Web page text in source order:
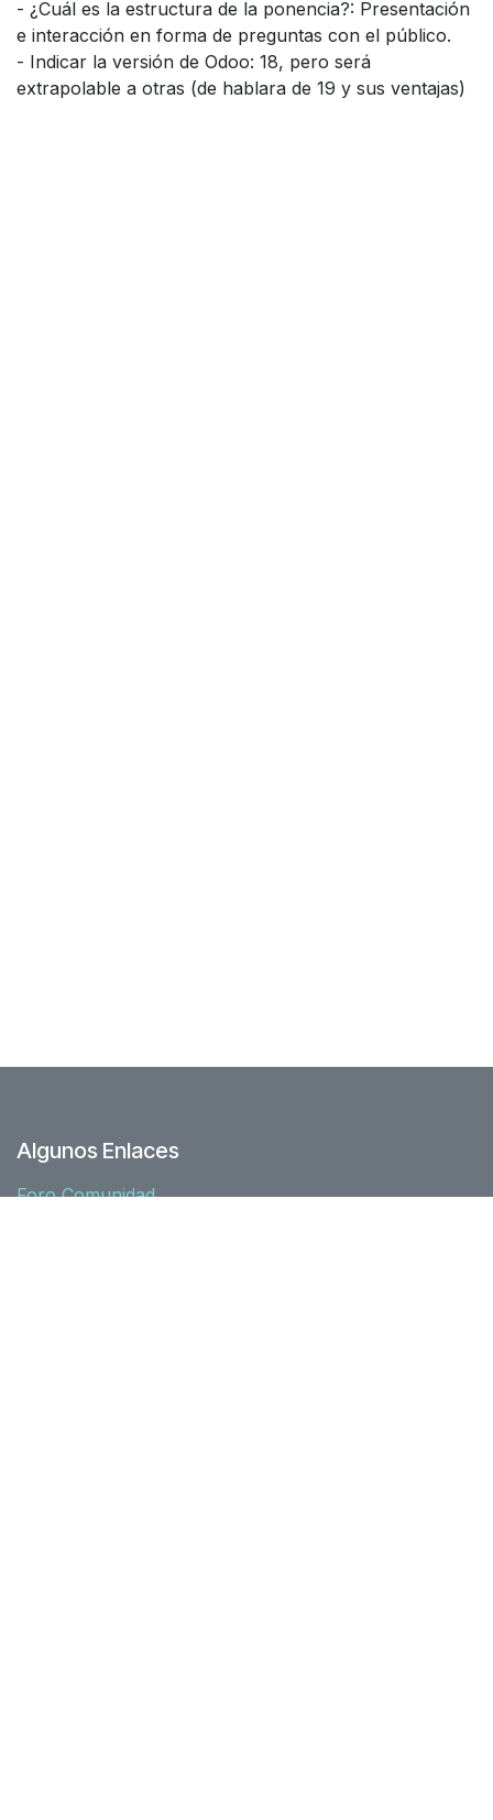
- ¿Cuál es la estructura de la ponencia?: Presentación
e interacción en forma de preguntas con el público.
- Indicar la versión de Odoo: 18, pero será
extrapolable a otras (de hablara de 19 y sus ventajas)
Algunos Enlaces
Foro Comunidad